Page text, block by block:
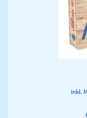
inkl.